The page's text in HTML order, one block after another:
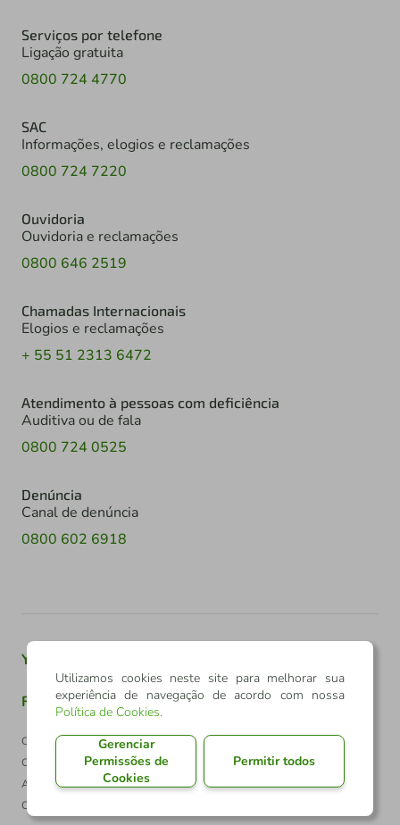
Serviços por telefone
Ligação gratuita
0800 724 4770
SAC
Informações, elogios e reclamações
0800 724 7220
Ouvidoria
Ouvidoria e reclamações
0800 646 2519
Chamadas Internacionais
Elogios e reclamações
+ 55 51 2313 6472
Atendimento à pessoas com deficiência
Auditiva ou de fala
0800 724 0525
Denúncia
Canal de denúncia
0800 602 6918
Youtube
Facebook TikTok
Confederação Sicredi
CNPJ: 03.795.072/0001-60
Av. Assis Brasil, 3940, J. Lindóia - Porto Alegre
CEP: 91010-003
Utilizamos cookies neste site para melhorar sua
experiência de navegação de acordo com nossa
Política de Cookies.
Gerenciar
Permissões de
Cookies
Permitir todos